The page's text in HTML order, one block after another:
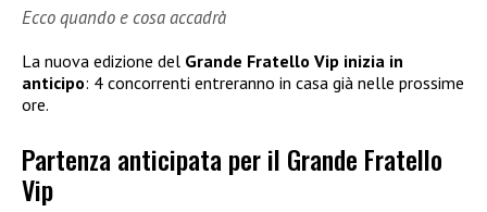
Ecco quando e cosa accadrà
La nuova edizione del Grande Fratello Vip inizia in
anticipo: 4 concorrenti entreranno in casa già nelle prossime
ore.
Partenza anticipata per il Grande Fratello
Vip